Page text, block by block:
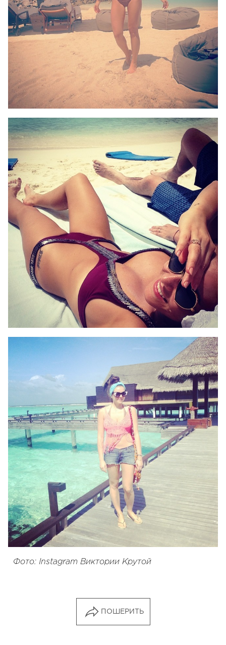
Фото: Instagram Виктории Крутой
ПОШЕРИТЬ